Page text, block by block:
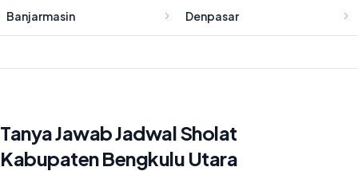
Banjarmasin Denpasar
Tanya Jawab Jadwal Sholat
Kabupaten Bengkulu Utara